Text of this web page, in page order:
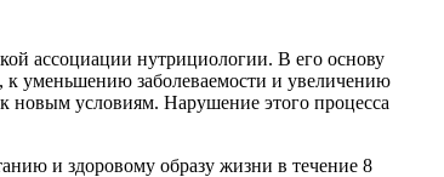
ассоциации нутрициологии. В его основу
к уменьшению заболеваемости и увеличению
новым условиям. Нарушение этого процесса
и здоровому образу жизни в течение 8